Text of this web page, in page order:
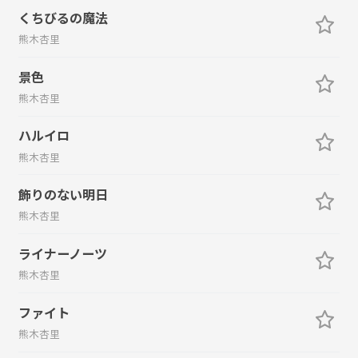
くちびるの魔法
熊木杏里
景色
熊木杏里
ハルイロ
熊木杏里
飾りのない明日
熊木杏里
ライナーノーツ
熊木杏里
ファイト
熊木杏里